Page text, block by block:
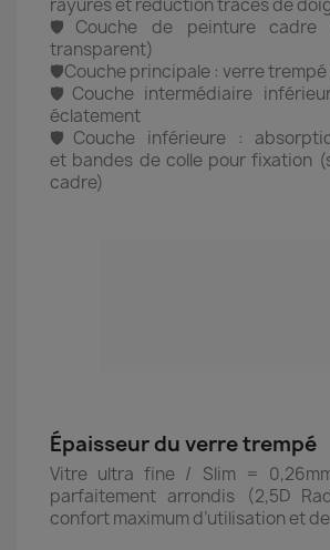
rayures et réduction traces de
🛡️ Couche de peinture cadre
transparent)
🛡️Couche principale : verre
🛡️Couche intermédiaire
éclatement
🛡️Couche inférieure :
et bandes de colle pour fixation
cadre)
Épaisseur du verre trempé
Vitre ultra fine / Slim =
parfaitement arrondis (2,5D
confort maximum d’utilisation et